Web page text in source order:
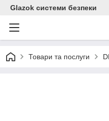
Glazok системи безпеки
Товари та послуги